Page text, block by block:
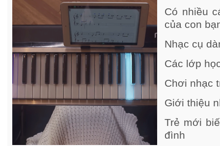
Có nhiều
của con
Nhạc cụ
Các lớp
Chơi nhạc
Giới thiệu
Trẻ mới
đình